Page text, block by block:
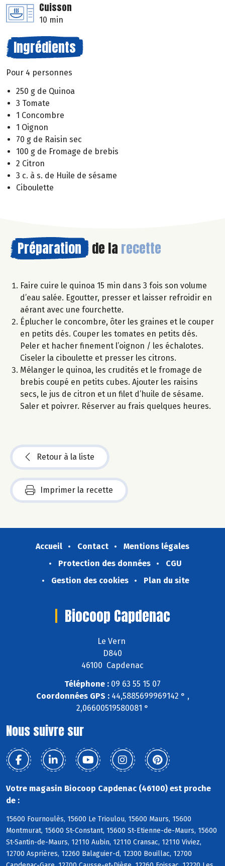
Cuisson
10 min
Ingrédients
Pour 4 personnes
250 g de Quinoa
3 Tomate
1 Concombre
1 Oignon
70 g de Raisin sec
100 g de Fromage de brebis
2 Citron
3 c. à s. de Huile de sésame
Ciboulette
Préparation de la recette
Faire cuire le quinoa 15 min dans 3 fois son volume
d’eau salée. Egoutter, presser et laisser refroidir en
aérant avec une fourchette.
Éplucher le concombre, ôter les graines et le couper
en petits dés. Couper les tomates en petits dés.
Peler et hacher finement l’oignon / les échalotes.
Ciseler la ciboulette et presser les citrons.
Mélanger le quinoa, les crudités et le fromage de
brebis coupé en petits cubes. Ajouter les raisins
secs, le jus de citron et un filet d’huile de sésame.
Saler et poivrer. Réserver au frais quelques heures.
Retour à la liste
Imprimer la recette
Accueil Contact
Mentions légales
Protection des données
CGU
Gestion des cookies
Plan du site
Biocoop Capdenac
Le Vern
D840
46100 Capdenac
Téléphone : 09 63 55 15 07
Coordonnées GPS :44,5885699969142 ° ,
2,06600519580081 °
Nous suivre sur
Votre magasin Biocoop Capdenac (46100) est proche
de :
15600 Fournoulès, 15600 Le Trioulou, 15600 Maurs, 15600
Montmurat, 15600 St-Constant, 15600 St-Etienne-de-Maurs, 15600
St-Santin-de-Maurs, 12110 Aubin, 12110 Cransac, 12110 Viviez,
12700 Asprières, 12260 Balaguier-d, 12300 Bouillac, 12700